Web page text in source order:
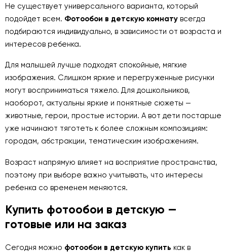
Не существует универсального варианта, который
подойдет всем. Фотообои в детскую комнату всегда
подбираются индивидуально, в зависимости от возраста и
интересов ребенка.
Для малышей лучше подходят спокойные, мягкие
изображения. Слишком яркие и перегруженные рисунки
могут восприниматься тяжело. Для дошкольников,
наоборот, актуальны яркие и понятные сюжеты —
животные, герои, простые истории. А вот дети постарше
уже начинают тяготеть к более сложным композициям:
городам, абстракции, тематическим изображениям.
Возраст напрямую влияет на восприятие пространства,
поэтому при выборе важно учитывать, что интересы
ребенка со временем меняются.
Купить фотообои в детскую —
готовые или на заказ
Сегодня можно фотообои в детскую купить как в